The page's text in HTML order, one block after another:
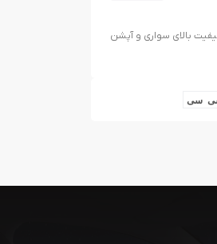
کیفیت بالای سواری و آپشن